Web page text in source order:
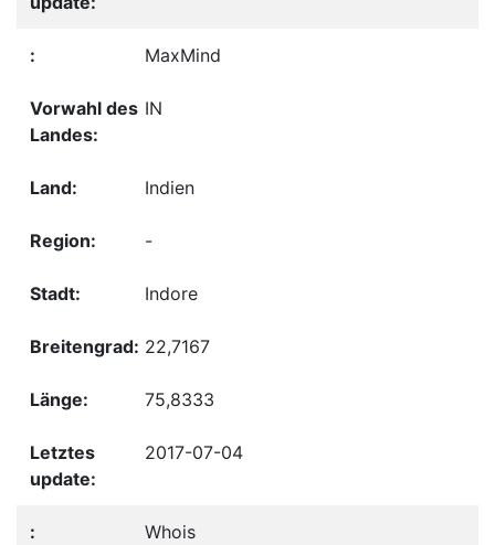
MaxMind
IN
Indien
-
Indore
22,7167
75,8333
2017-07-04
Whois